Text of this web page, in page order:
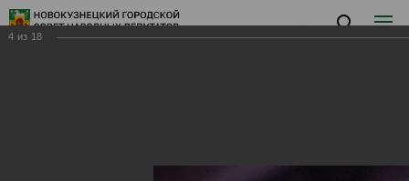
4 из 18